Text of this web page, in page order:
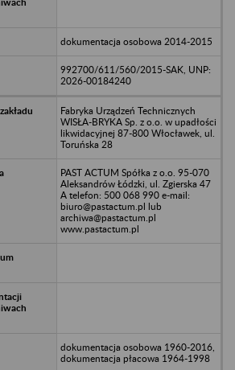
dokumentacja osobowa 2014-2015
992700/611/560/2015-SAK, UNP:
2026-00184240
Fabryka Urządzeń Technicznych
WISŁA-BRYKA Sp. z o.o. w upadłości
likwidacyjnej 87-800 Włocławek, ul.
Toruńska 28
PAST ACTUM Spółka z o.o. 95-070
Aleksandrów Łódzki, ul. Zgierska 47
A telefon: 500 068 990 e-mail:
biuro@pastactum.pl lub
archiwa@pastactum.pl
www.pastactum.pl
dokumentacja osobowa 1960-2016,
dokumentacja płacowa 1964-1998